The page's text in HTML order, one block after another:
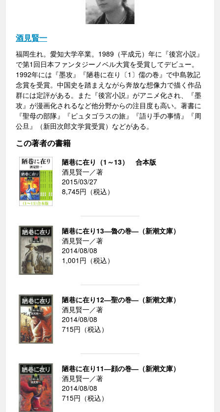
酒見賢一
福岡生れ。愛知大学卒業。1989（平成元）年に『後宮小説』
で第1回日本ファンタジーノベル大賞を受賞してデビュー。
1992年には『墨攻』『陋巷に在り〔1〕儒の巻』で中島敦記
念賞を受賞。中国史を踏まえながら奔放な想像力で描く作品
群には定評がある。また『後宮小説』がアニメ化され、『墨
攻』が漫画化されるなど他分野からの注目度も高い。著書に
『聖母の部隊』『ピュタゴラスの旅』『語り手の事情』『周
公旦』（新田次郎文学賞受賞）などがある。
この著者の書籍
陋巷に在り（1～13） 合本版
酒見賢一／著
2015/03/27
8,745円（税込）
陋巷に在り13―魯の巻―（新潮文庫）
酒見賢一／著
2014/08/08
1,001円（税込）
陋巷に在り12―聖の巻―（新潮文庫）
酒見賢一／著
2014/08/08
715円（税込）
陋巷に在り11―顔の巻―（新潮文庫）
酒見賢一／著
2014/08/08
715円（税込）